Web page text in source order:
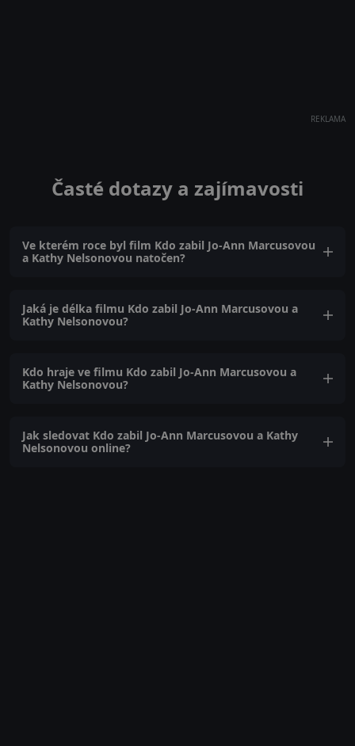
REKLAMA
Časté dotazy a zajímavosti
Ve kterém roce byl film Kdo zabil Jo-Ann Marcusovou
a Kathy Nelsonovou natočen?
Jaká je délka filmu Kdo zabil Jo-Ann Marcusovou a
Kathy Nelsonovou?
Kdo hraje ve filmu Kdo zabil Jo-Ann Marcusovou a
Kathy Nelsonovou?
Jak sledovat Kdo zabil Jo-Ann Marcusovou a Kathy
Nelsonovou online?